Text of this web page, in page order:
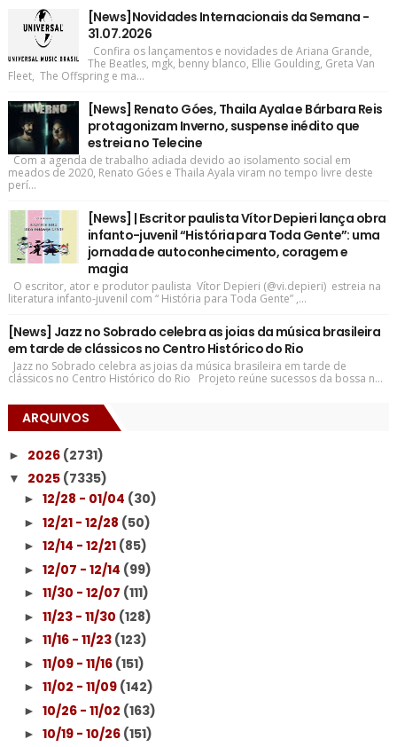
[News]Novidades Internacionais da Semana -
31.07.2026
Confira os lançamentos e novidades de Ariana Grande,
The Beatles, mgk, benny blanco, Ellie Goulding, Greta Van
Fleet, The Offspring e ma...
[News] Renato Góes, Thaila Ayala e Bárbara Reis
protagonizam Inverno, suspense inédito que
estreia no Telecine
Com a agenda de trabalho adiada devido ao isolamento social em
meados de 2020, Renato Góes e Thaila Ayala viram no tempo livre deste
perí...
[News] | Escritor paulista Vítor Depieri lança obra
infanto-juvenil “História para Toda Gente”: uma
jornada de autoconhecimento, coragem e
magia
O escritor, ator e produtor paulista Vítor Depieri (@vi.depieri) estreia na
literatura infanto-juvenil com “ História para Toda Gente” ,...
[News] Jazz no Sobrado celebra as joias da música brasileira
em tarde de clássicos no Centro Histórico do Rio
Jazz no Sobrado celebra as joias da música brasileira em tarde de
clássicos no Centro Histórico do Rio Projeto reúne sucessos da bossa n...
ARQUIVOS
► 2026 (2731)
▼ 2025 (7335)
► 12/28 - 01/04 (30)
► 12/21 - 12/28 (50)
► 12/14 - 12/21 (85)
► 12/07 - 12/14 (99)
► 11/30 - 12/07 (111)
► 11/23 - 11/30 (128)
► 11/16 - 11/23 (123)
► 11/09 - 11/16 (151)
► 11/02 - 11/09 (142)
► 10/26 - 11/02 (163)
► 10/19 - 10/26 (151)